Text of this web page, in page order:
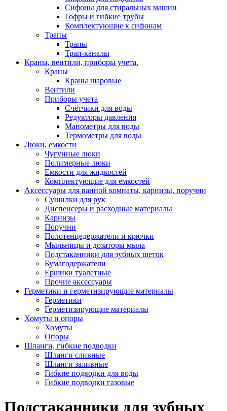
Сифоны для стиральных машин
Гофры и гибкие трубы
Комплектующие к сифонам
Трапы
Трапы
Трап-каналы
Краны, вентили, приборы учета.
Краны
Краны шаровые
Вентили
Приборы учета
Счётчики для воды
Редукторы давления
Манометры для воды
Термометры для воды
Люки, емкости
Чугунные люки
Полимерные люки
Емкости для жидкостей
Комплектующие для емкостей
Аксессуары для ванной комнаты, карнизы, поручни
Сушилки для рук
Диспенсеры и расходные материалы
Карнизы
Поручни
Полотенцедержатели и крючки
Мыльницы и дозаторы мыла
Подстаканники для зубных щеток
Бумагодержатели
Ершики туалетные
Прочие аксессуары
Герметики и герметизирующие материалы
Герметики
Герметизирующие материалы
Хомуты и опоры
Хомуты
Опоры
Шланги, гибкие подводки
Шланги сливные
Шланги заливные
Гибкие подводки для воды
Гибкие подводки газовые
Подстаканники для зубных